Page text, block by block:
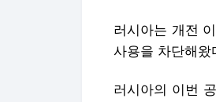
러시아는 개전
사용을 차단해
러시아의 이번